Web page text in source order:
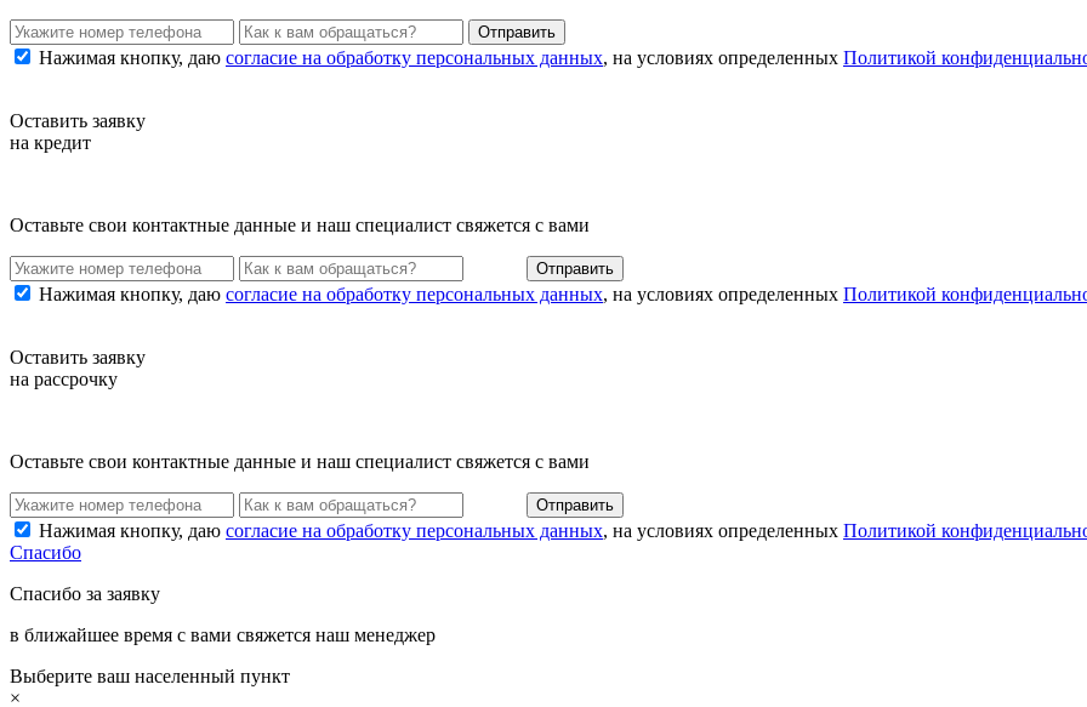
Нажимая кнопку, даю согласие на обработку персональных данных, на условиях определенных Политикой
Оставить заявку
на кредит
Оставьте свои контактные данные и наш специалист свяжется с вами
Нажимая кнопку, даю согласие на обработку персональных данных, на условиях определенных Политикой
Оставить заявку
на рассрочку
Оставьте свои контактные данные и наш специалист свяжется с вами
Нажимая кнопку, даю согласие на обработку персональных данных, на условиях определенных Политикой
Спасибо
Спасибо за заявку
в ближайшее время с вами свяжется наш менеджер
Выберите ваш населенный пункт
×